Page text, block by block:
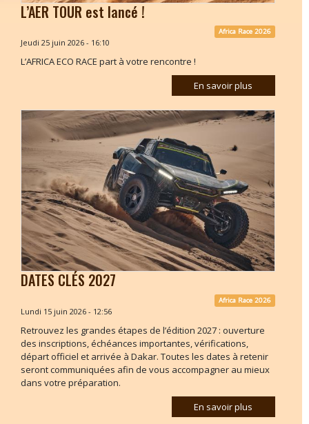
L’AER TOUR est lancé !
Africa Race 2026
Jeudi 25 juin 2026 - 16:10
L’AFRICA ECO RACE part à votre rencontre !
En savoir plus
DATES CLÉS 2027
Africa Race 2026
Lundi 15 juin 2026 - 12:56
Retrouvez les grandes étapes de l’édition 2027 : ouverture
des inscriptions, échéances importantes, vérifications,
départ officiel et arrivée à Dakar. Toutes les dates à retenir
seront communiquées afin de vous accompagner au mieux
dans votre préparation.
En savoir plus